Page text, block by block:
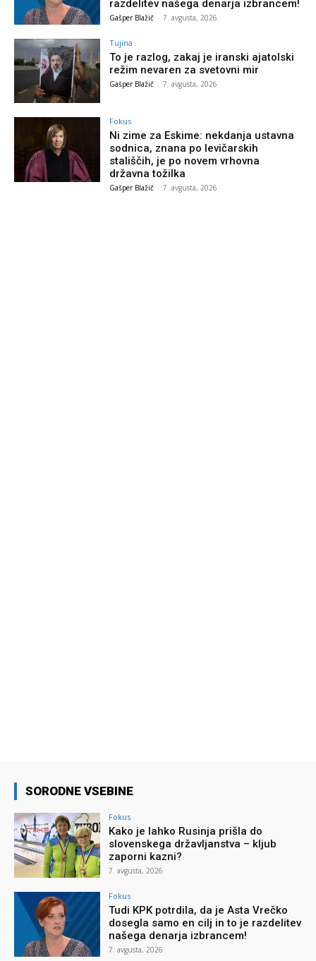
razdelitev našega denarja izbrancem!
Gašper Blažič - 7. avgusta, 2026
Tujina
To je razlog, zakaj je iranski ajatolski
režim nevaren za svetovni mir
Gašper Blažič - 7. avgusta, 2026
Fokus
Ni zime za Eskime: nekdanja ustavna
sodnica, znana po levičarskih
stališčih, je po novem vrhovna
državna tožilka
Gašper Blažič - 7. avgusta, 2026
SORODNE VSEBINE
Fokus
Kako je lahko Rusinja prišla do
slovenskega državljanstva – kljub
zaporni kazni?
7. avgusta, 2026
Fokus
Tudi KPK potrdila, da je Asta Vrečko
dosegla samo en cilj in to je razdelitev
našega denarja izbrancem!
7. avgusta, 2026